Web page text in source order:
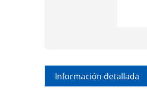
Información detallada